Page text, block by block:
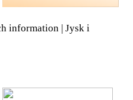
information | Jysk i